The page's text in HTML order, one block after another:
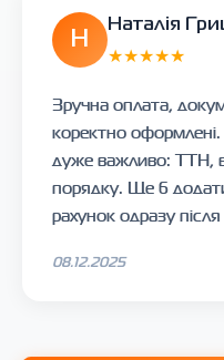
Н
Наталія
★★★★★
Зручна оплата,
коректно оформлені.
дуже важливо: ТТН,
порядку. Ще б
рахунок одразу
08.12.2025